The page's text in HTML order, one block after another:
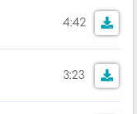
4:42
3:23